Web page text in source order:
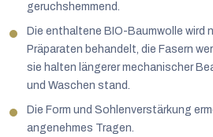
geruchshemmend.
Die enthaltene BIO-Baumwolle wird
Präparaten behandelt, die Fasern
sie halten längerer mechanischer
und Waschen stand.
Die Form und Sohlenverstärkung
angenehmes Tragen.